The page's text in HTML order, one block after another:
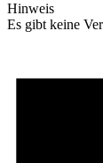
Hinweis
Es gibt keine